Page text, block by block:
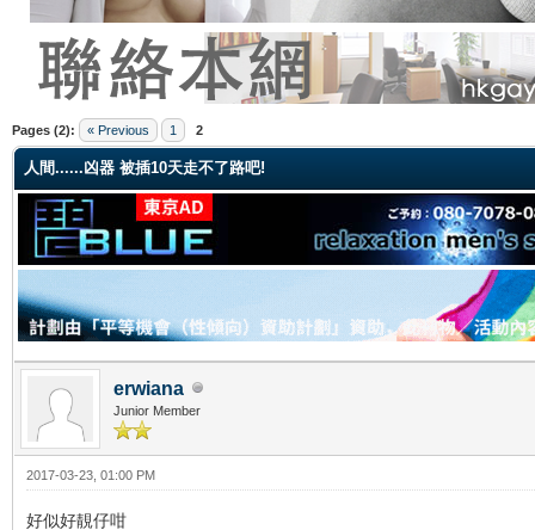
Pages (2): « Previous 1 2
人間......凶器 被插10天走不了路吧!
erwiana
Junior Member
2017-03-23, 01:00 PM
好似好靚仔咁